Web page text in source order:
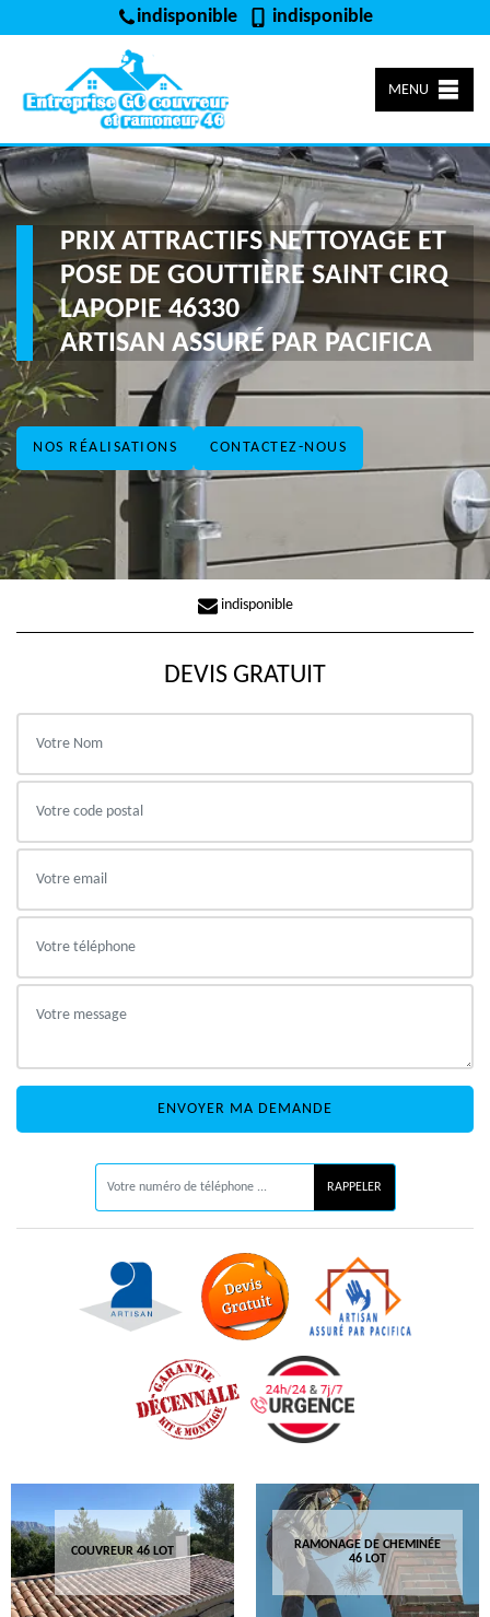
indisponible indisponible
MENU
NOS RÉALISATIONS CONTACTEZ-NOUS
PRIX ATTRACTIFS NETTOYAGE ET
POSE DE GOUTTIÈRE SAINT CIRQ
LAPOPIE 46330
ARTISAN ASSURÉ PAR PACIFICA
indisponible
DEVIS GRATUIT
COUVREUR 46 LOT
RAMONAGE DE CHEMINÉE
46 LOT